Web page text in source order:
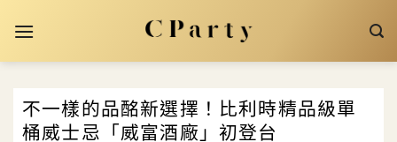
不一樣的品酩新選擇！比利時精品級單
桶威士忌「威富酒廠」初登台